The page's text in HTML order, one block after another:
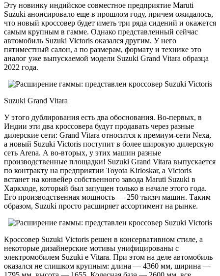
Эту новинку индийское совместное предприятие Maruti
Suzuki анонсировало еще в прошлом году, причем ожидалось,
что новый кроссовер будет иметь три ряда сидений и окажется
самым крупным в гамме. Однако представленный сейчас
автомобиль Suzuki Victoris оказался другим. У него
пятиместный салон, а по размерам, формату и технике это
аналог уже выпускаемой модели Suzuki Grand Vitara образца
2022 года.
Suzuki Grand Vitara
У этого дублирования есть два обоснования. Во-первых, в
Индии эти два кроссовера будут продавать через разные
дилерские сети: Grand Vitara относится к премиум-сети Nexa,
а новый Suzuki Victoris поступит в более широкую дилерскую
сеть Arena. А во-вторых, у этих машин разные
производственные площадки! Suzuki Grand Vitara выпускается
по контракту на предприятии Toyota Kirloskar, а Victoris
встанет на конвейер собственного завода Maruti Suzuki в
Харкходе, который был запущен только в начале этого года.
Его производственная мощность — 250 тысяч машин. Таким
образом, Suzuki просто расширяет ассортимент на рынке.
Кроссовер Suzuki Victoris решен в консервативном стиле, а
некоторые дизайнерские мотивы унифицированы с
электромобилем Suzuki e Vitara. При этом на деле автомобиль
оказался не слишком крупным: длина — 4360 мм, ширина —